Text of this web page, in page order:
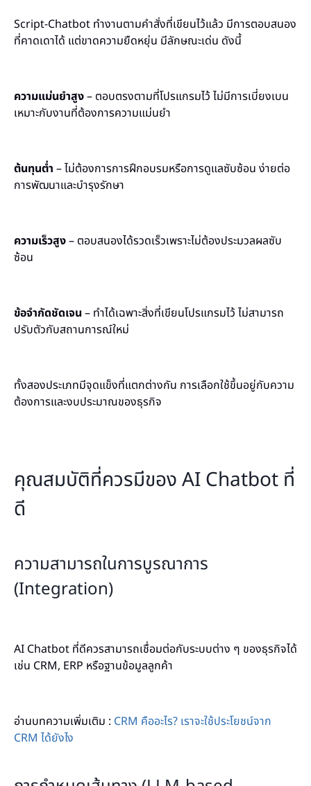
Script-Chatbot ทำงานตามคำสั่งที่เขียนไว้แล้ว มีการตอบสนอง
ที่คาดเดาได้ แต่ขาดความยืดหยุ่น มีลักษณะเด่น ดังนี้
ความแม่นยำสูง– ตอบตรงตามที่โปรแกรมไว้ ไม่มีการเบี่ยงเบน
เหมาะกับงานที่ต้องการความแม่นยำ
ต้นทุนต่ำ – ไม่ต้องการการฝึกอบรมหรือการดูแลซับซ้อน ง่ายต่อ
การพัฒนาและบำรุงรักษา
ความเร็วสูง– ตอบสนองได้รวดเร็วเพราะไม่ต้องประมวลผลซับ
ซ้อน
ข้อจำกัดชัดเจน – ทำได้เฉพาะสิ่งที่เขียนโปรแกรมไว้ ไม่สามารถ
ปรับตัวกับสถานการณ์ใหม่
ทั้งสองประเภทมีจุดแข็งที่แตกต่างกัน การเลือกใช้ขึ้นอยู่กับความ
ต้องการและงบประมาณของธุรกิจ
คุณสมบัติที่ควรมีของ AI Chatbot ที่
ดี
ความสามารถในการบูรณาการ
(Integration)
AI Chatbot ที่ดีควรสามารถเชื่อมต่อกับระบบต่าง ๆ ของธุรกิจได้
เช่น CRM, ERP หรือฐานข้อมูลลูกค้า
อ่านบทความเพิ่มเติม : CRM คืออะไร? เราจะใช้ประโยชน์จาก
CRM ได้ยังไง